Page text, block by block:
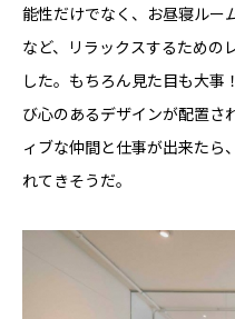
能性だけでなく、お昼寝ルー
など、リラックスするための
した。もちろん見た目も大事
び心のあるデザインが配置さ
ィブな仲間と仕事が出来たら
れてきそうだ。